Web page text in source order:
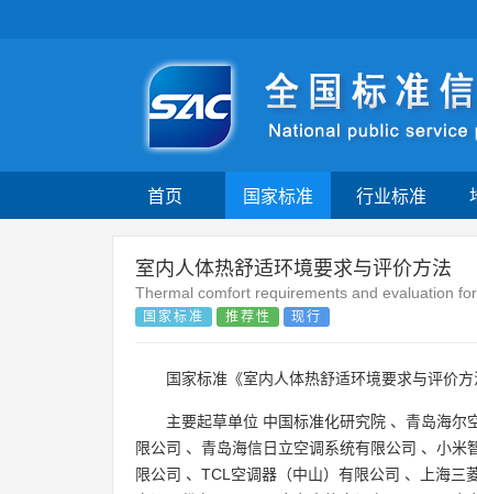
首页 国家标准 行业标准
室内人体热舒适环境要求与评价方法
Thermal comfort requirements and evaluation
国家标准 推荐性 现行
国家标准《室内人体热舒适环境要求与评价方
主要起草单位 中国标准化研究院 、 青岛海尔
限公司 、 青岛海信日立空调系统有限公司 、 小米
限公司 、 TCL空调器（中山）有限公司 、 上海三